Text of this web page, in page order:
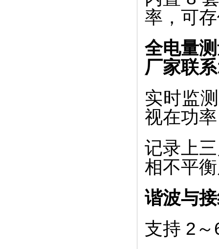
率，可
全电量
厂家联
实时监
视在功
记录上
相不平
谐波与
支持 2